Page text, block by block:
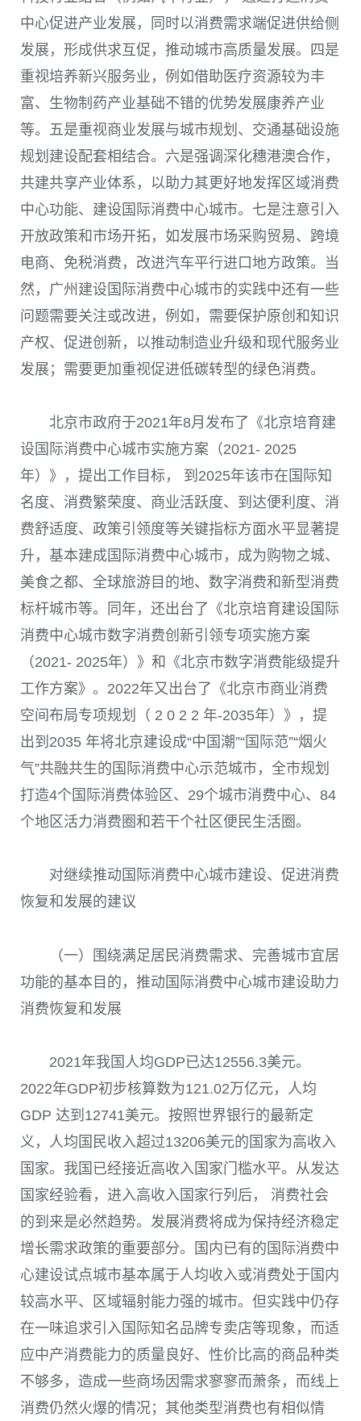
中心促进产业发展，同时以消费需求端促进供给侧
发展，形成供求互促，推动城市高质量发展。四是
重视培养新兴服务业，例如借助医疗资源较为丰
富、生物制药产业基础不错的优势发展康养产业
等。五是重视商业发展与城市规划、交通基础设施
规划建设配套相结合。六是强调深化穗港澳合作，
共建共享产业体系，以助力其更好地发挥区域消费
中心功能、建设国际消费中心城市。七是注意引入
开放政策和市场开拓，如发展市场采购贸易、跨境
电商、免税消费，改进汽车平行进口地方政策。当
然，广州建设国际消费中心城市的实践中还有一些
问题需要关注或改进，例如，需要保护原创和知识
产权、促进创新，以推动制造业升级和现代服务业
发展；需要更加重视促进低碳转型的绿色消费。
北京市政府于2021年8月发布了《北京培育建
设国际消费中心城市实施方案（2021- 2025
年）》，提出工作目标， 到 2025年该市在国际知
名度、消费繁荣度、商业活跃度、到达便利度、消
费舒适度、政策引领度等关键指标方面水平显著提
升，基本建成国际消费中心城市，成为购物之城、
美食之都、全球旅游目的地、数字消费和新型消费
标杆城市等。同年，还出台了《北京培育建设国际
消费中心城市数字消费创新引领专项实施方案
（2021- 2025年）》和《北京市数字消费能级提升
工作方案》。 2022年又出台了《北京市商业消费
空间布局专项规划（ 2 0 2 2 年-2035年）》，提
出到 2035 年将北京建设成“中国潮”“国际范”“烟火
气”共融共生的国际消费中心示范城市，全市规划
打造4个国际消费体验区、 29个城市消费中心、 84
个地区活力消费圈和若干个社区便民生活圈。
对继续推动国际消费中心城市建设、促进消费
恢复和发展的建议
（一）围绕满足居民消费需求、完善城市宜居
功能的基本目的，推动国际消费中心城市建设助力
消费恢复和发展
2021年我国人均GDP已达12556.3美元。
2022年GDP初步核算数为121.02万亿元，人均
GDP 达到 12741美元。按照世界银行的最新定
义，人均国民收入超过13206美元的国家为高收入
国家。我国已经接近高收入国家门槛水平。从发达
国家经验看，进入高收入国家行列后， 消费社会
的到来是必然趋势。发展消费将成为保持经济稳定
增长需求政策的重要部分。国内已有的国际消费中
心建设试点城市基本属于人均收入或消费处于国内
较高水平、区域辐射能力强的城市。但实践中仍存
在一味追求引入国际知名品牌专卖店等现象，而适
应中产消费能力的质量良好、性价比高的商品种类
不够多，造成一些商场因需求寥寥而萧条，而线上
消费仍然火爆的情况；其他类型消费也有相似情